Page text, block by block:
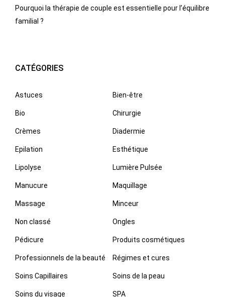
Pourquoi la thérapie de couple est essentielle pour l’équilibre
familial ?
CATÉGORIES
Astuces Bien-être
Bio Chirurgie
Crèmes Diadermie
Epilation Esthétique
Lipolyse Lumière Pulsée
Manucure Maquillage
Massage Minceur
Non classé Ongles
Pédicure Produits cosmétiques
Professionnels de la beauté Régimes et cures
Soins Capillaires Soins de la peau
Soins du visage SPA